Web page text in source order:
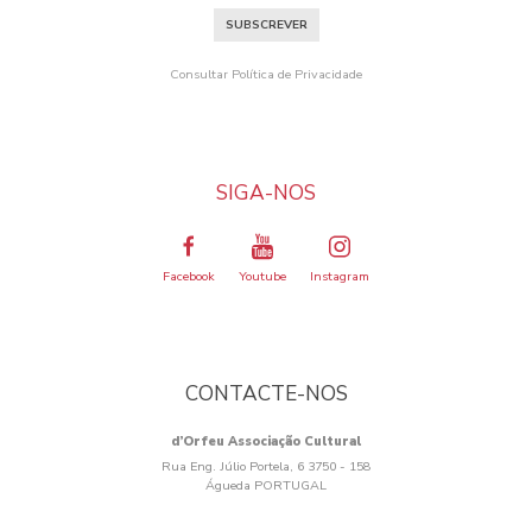
SUBSCREVER
Consultar Política de Privacidade
SIGA-NOS
Facebook Youtube Instagram
CONTACTE-NOS
d’Orfeu Associação Cultural
Rua Eng. Júlio Portela, 6 3750 - 158
Águeda PORTUGAL